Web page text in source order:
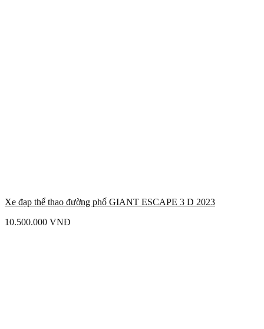
Xe đạp thể thao đường phố GIANT ESCAPE 3 D 2023
10.500.000 VNĐ